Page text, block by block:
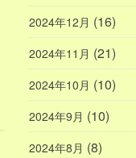
2024年12月 (16)
2024年11月 (21)
2024年10月 (10)
2024年9月 (10)
2024年8月 (8)